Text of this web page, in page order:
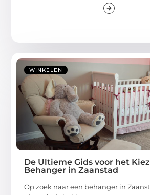
WINKELEN
De Ultieme Gids voor het
Behanger in Zaanstad
Op zoek naar een behanger in